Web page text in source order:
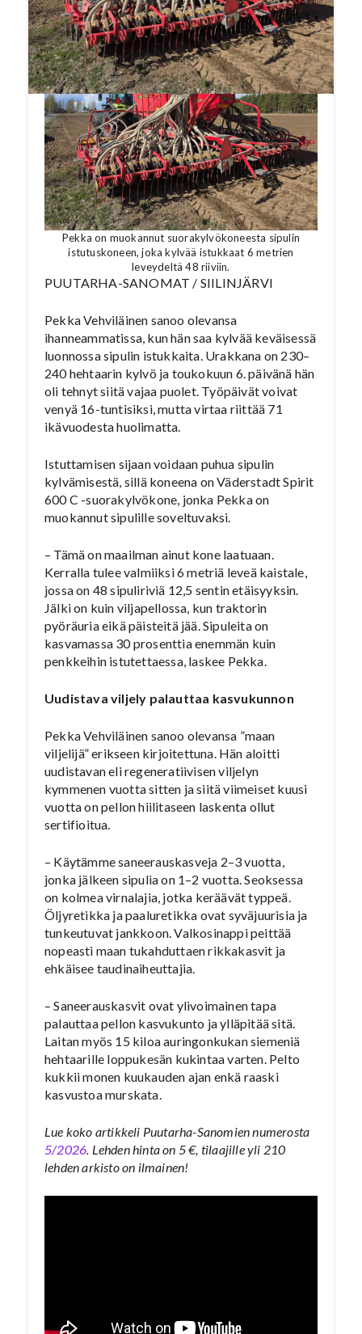
Pekka on muokannut suorakylvökoneesta sipulin
istutuskoneen, joka kylvää istukkaat 6 metrien
leveydeltä 48 riiviin.
PUUTARHA-SANOMAT / SIILINJÄRVI
Pekka Vehviläinen sanoo olevansa
ihanneammatissa, kun hän saa kylvää keväisessä
luonnossa sipulin istukkaita. Urakkana on 230–
240 hehtaarin kylvö ja toukokuun 6. päivänä hän
oli tehnyt siitä vajaa puolet. Työpäivät voivat
venyä 16-tuntisiksi, mutta virtaa riittää 71
ikävuodesta huolimatta.
Istuttamisen sijaan voidaan puhua sipulin
kylvämisestä, sillä koneena on Väderstadt Spirit
600 C -suorakylvökone, jonka Pekka on
muokannut sipulille soveltuvaksi.
– Tämä on maailman ainut kone laatuaan.
Kerralla tulee valmiiksi 6 metriä leveä kaistale,
jossa on 48 sipuliriviä 12,5 sentin etäisyyksin.
Jälki on kuin viljapellossa, kun traktorin
pyöräuria eikä päisteitä jää. Sipuleita on
kasvamassa 30 prosenttia enemmän kuin
penkkeihin istutettaessa, laskee Pekka.
Uudistava viljely palauttaa kasvukunnon
Pekka Vehviläinen sanoo olevansa ”maan
viljelijä” erikseen kirjoitettuna. Hän aloitti
uudistavan eli regeneratiivisen viljelyn
kymmenen vuotta sitten ja siitä viimeiset kuusi
vuotta on pellon hiilitaseen laskenta ollut
sertifioitua.
– Käytämme saneerauskasveja 2–3 vuotta,
jonka jälkeen sipulia on 1–2 vuotta. Seoksessa
on kolmea virnalajia, jotka keräävät typpeä.
Öljyretikka ja paaluretikka ovat syväjuurisia ja
tunkeutuvat jankkoon. Valkosinappi peittää
nopeasti maan tukahduttaen rikkakasvit ja
ehkäisee taudinaiheuttajia.
– Saneerauskasvit ovat ylivoimainen tapa
palauttaa pellon kasvukunto ja ylläpitää sitä.
Laitan myös 15 kiloa auringonkukan siemeniä
hehtaarille loppukesän kukintaa varten. Pelto
kukkii monen kuukauden ajan enkä raaski
kasvustoa murskata.
Lue koko artikkeli Puutarha-Sanomien numerosta
5/2026. Lehden hinta on 5 €, tilaajille yli 210
lehden arkisto on ilmainen!